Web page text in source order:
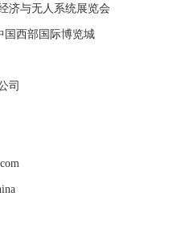
济与无人系统展览会
国西部国际博览城
司